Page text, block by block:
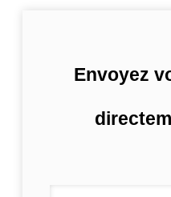
Envoyez